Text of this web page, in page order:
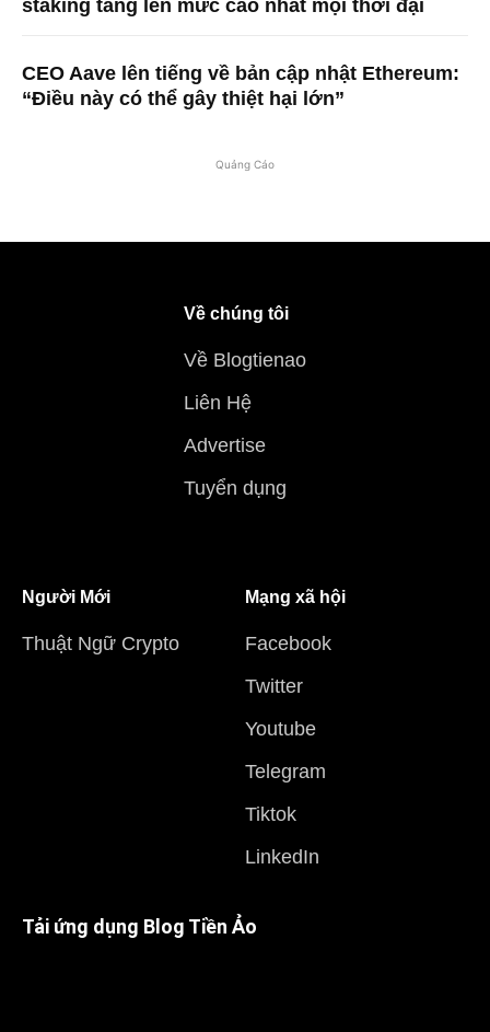
staking tăng lên mức cao nhất mọi thời đại
CEO Aave lên tiếng về bản cập nhật Ethereum:
“Điều này có thể gây thiệt hại lớn”
Quảng Cáo
Về chúng tôi
Về Blogtienao
Liên Hệ
Advertise
Tuyển dụng
Người Mới
Thuật Ngữ Crypto
Mạng xã hội
Facebook
Twitter
Youtube
Telegram
Tiktok
LinkedIn
Tải ứng dụng Blog Tiền Ảo